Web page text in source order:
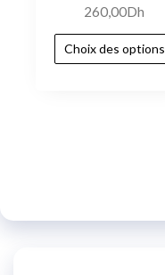
260,00Dh
Choix des options